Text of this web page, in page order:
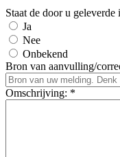
Staat de door u
Ja
Nee
Onbekend
Bron van aanvulling/
Omschrijving: *